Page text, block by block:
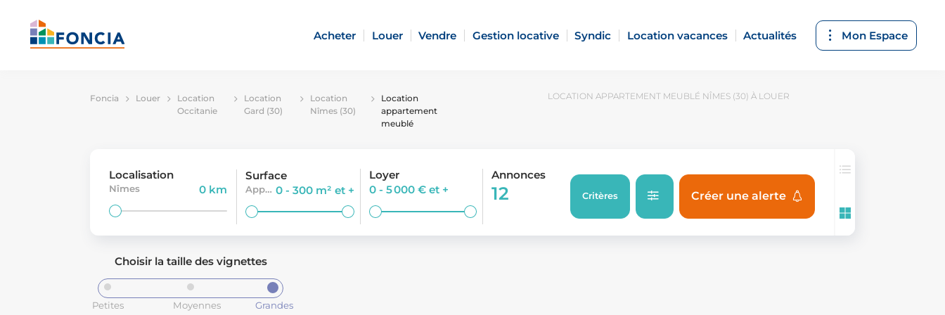
Acheter Louer Vendre Gestion locative Syndic Location vacances Actualités Mon Espace
Foncia Louer
Location
Occitanie
Location
Gard (30)
Location
Nîmes (30)
Location
appartement
meublé
LOCATION APPARTEMENT MEUBLÉ NÎMES (30) À LOUER
Localisation
Nîmes 0 km
Surface
Appartement-meuble 0 - 300 m²et +
Loyer
0 - 5 000 €et +
Annonces
12 Critères Créer une alerte
Choisir la taille des vignettes
Petites Moyennes Grandes